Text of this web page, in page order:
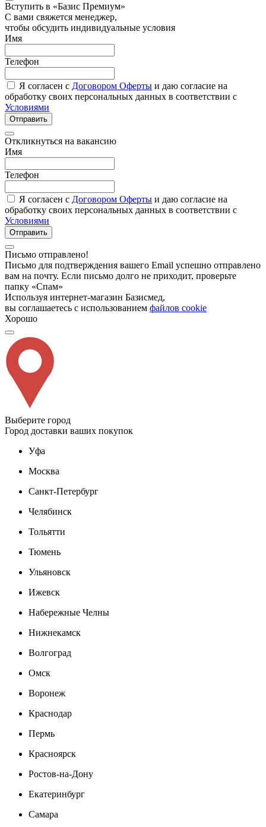
Вступить в «Базис Премиум»
С вами свяжется менеджер,
чтобы обсудить индивидуальные условия
Имя
Телефон
Я согласен с Договором Оферты и даю согласие на
обработку своих персональных данных в соответствии с
Условиями
Отправить
Откликнуться на вакансию
Имя
Телефон
Я согласен с Договором Оферты и даю согласие на
обработку своих персональных данных в соответствии с
Условиями
Отправить
Письмо отправлено!
Письмо для подтверждения вашего Email успешно отправлено
вам на почту. Если письмо долго не приходит, проверьте
папку «Спам»
Используя интернет-магазин Базисмед,
вы соглашаетесь с использованием файлов cookie
Хорошо
Выберите город
Город доставки ваших покупок
Уфа
Москва
Санкт-Петербург
Челябинск
Тольятти
Тюмень
Ульяновск
Ижевск
Набережные Челны
Нижнекамск
Волгоград
Омск
Воронеж
Краснодар
Пермь
Красноярск
Ростов-на-Дону
Екатеринбург
Самара